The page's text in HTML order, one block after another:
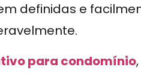
definidas e
para condomínio